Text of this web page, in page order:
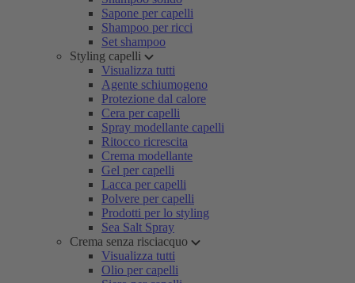
Sapone per capelli
Shampoo per ricci
Set shampoo
Styling capelli
Visualizza tutti
Agente schiumogeno
Protezione dal calore
Cera per capelli
Spray modellante capelli
Ritocco ricrescita
Crema modellante
Gel per capelli
Lacca per capelli
Polvere per capelli
Prodotti per lo styling
Sea Salt Spray
Crema senza risciacquo
Visualizza tutti
Olio per capelli